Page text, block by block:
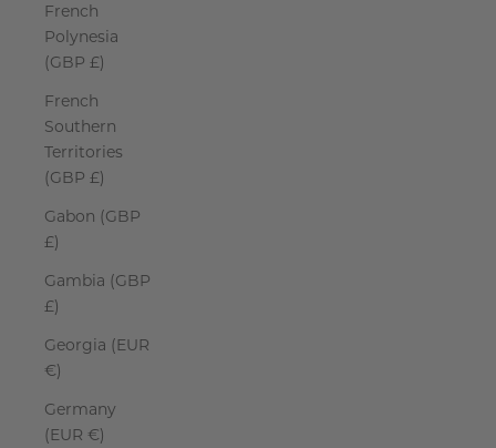
French
Polynesia
(GBP £)
French
Southern
Territories
(GBP £)
Gabon (GBP
£)
Gambia (GBP
£)
Georgia (EUR
€)
Germany
(EUR €)